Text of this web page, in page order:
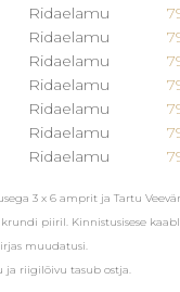
Ridaelamu
Ridaelamu
Ridaelamu
Ridaelamu
Ridaelamu
Ridaelamu
Ridaelamu
3 x 6 amprit ja Tartu
piiril. Kinnistusisese
muudatusi.
riigilõivu tasub ostja.